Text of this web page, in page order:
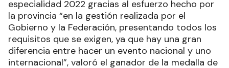
especialidad 2022 gracias al esfuerzo hecho por
la provincia “en la gestión realizada por el
Gobierno y la Federación, presentando todos los
requisitos que se exigen, ya que hay una gran
diferencia entre hacer un evento nacional y uno
internacional”, valoró el ganador de la medalla de